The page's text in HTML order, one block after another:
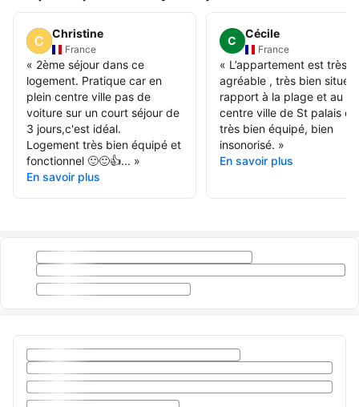
Christine
France
« 2ème séjour dans ce
logement. Pratique car en
plein centre ville pas de
voiture sur un court séjour de
3 jours,c'est idéal.
Logement très bien équipé et
fonctionnel 🙂🙂👍... »
En savoir plus
C
Cécile
France
« L’appartement est très
agréable , très bien situé
rapport à la plage et au
centre ville de St palais et
très bien équipé, bien
insonorisé. »
En savoir plus